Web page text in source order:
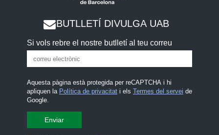
BUTLLETÍ DIVULGA UAB
Si vols rebre el nostre butlletí al teu correu
Aquesta pàgina està protegida per reCAPTCHA i hi
apliquen la Política de privacitati els Termes del servei de
Google.